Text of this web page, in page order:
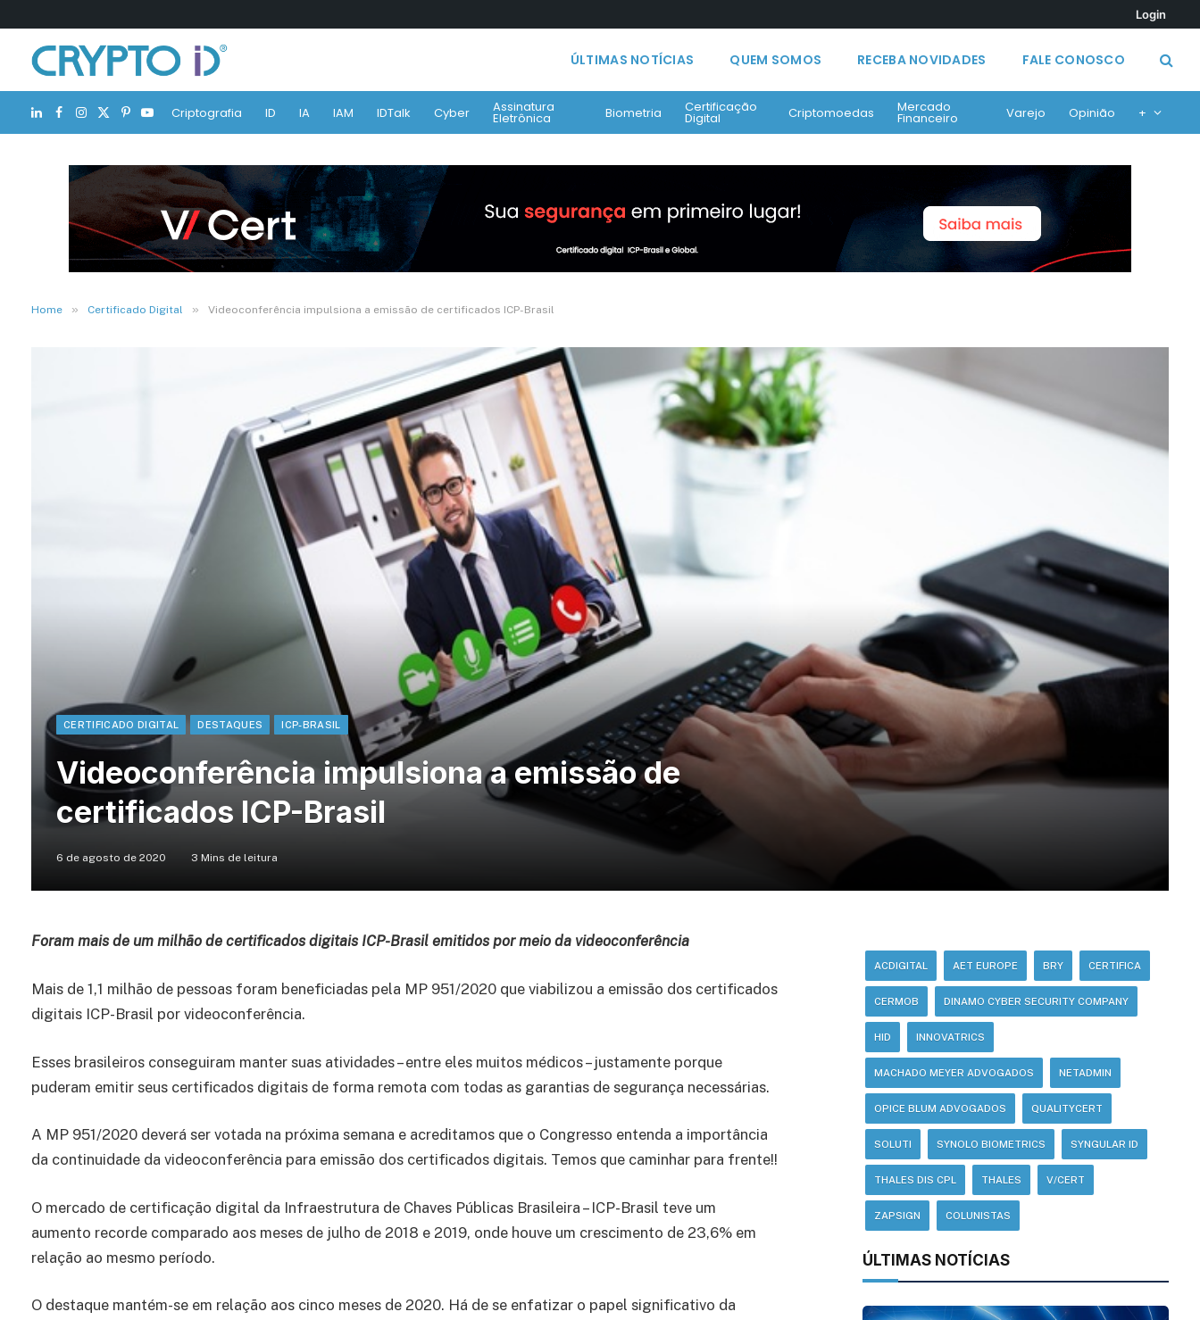
Login
ÚLTIMAS NOTÍCIAS QUEM SOMOS RECEBA NOVIDADES FALE CONOSCO
LinkedIn
Facebook
Instagram
X
(Twitter)
Pinterest
YouTubeCriptografia ID IA IAM IDTalk Cyber Assinatura
Eletrônica Biometria Certificação
Digital Criptomoedas Mercado
Financeiro Varejo Opinião +
Home » Certificado Digital » Videoconferência impulsiona a emissão de certificados ICP-Brasil
CERTIFICADO DIGITAL DESTAQUES ICP-BRASIL
Videoconferência impulsiona a emissão de
certificados ICP-Brasil
6 de agosto de 2020 3 Mins de leitura
Foram mais de um milhão de certificados digitais ICP-Brasil emitidos por meio da videoconferência
Mais de 1,1 milhão de pessoas foram beneficiadas pela MP 951/2020 que viabilizou a emissão dos certificados
digitais ICP-Brasil por videoconferência.
Esses brasileiros conseguiram manter suas atividades – entre eles muitos médicos – justamente porque
puderam emitir seus certificados digitais de forma remota com todas as garantias de segurança necessárias.
A MP 951/2020 deverá ser votada na próxima semana e acreditamos que o Congresso entenda a importância
da continuidade da videoconferência para emissão dos certificados digitais. Temos que caminhar para frente!!
O mercado de certificação digital da Infraestrutura de Chaves Públicas Brasileira – ICP-Brasil teve um
aumento recorde comparado aos meses de julho de 2018 e 2019, onde houve um crescimento de 23,6% em
relação ao mesmo período.
O destaque mantém-se em relação aos cinco meses de 2020. Há de se enfatizar o papel significativo da
ACDIGITAL AET EUROPE BRY CERTIFICA
CERMOB DINAMO CYBER SECURITY COMPANY
HID INNOVATRICS
MACHADO MEYER ADVOGADOS NETADMIN
OPICE BLUM ADVOGADOS QUALITYCERT
SOLUTI SYNOLO BIOMETRICS SYNGULAR ID
THALES DIS CPL THALES V/CERT
ZAPSIGN COLUNISTAS
ÚLTIMAS NOTÍCIAS